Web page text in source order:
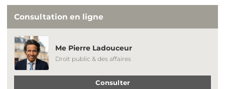
Consultation en ligne
Me Pierre Ladouceur
Droit public & des affaires
Consulter